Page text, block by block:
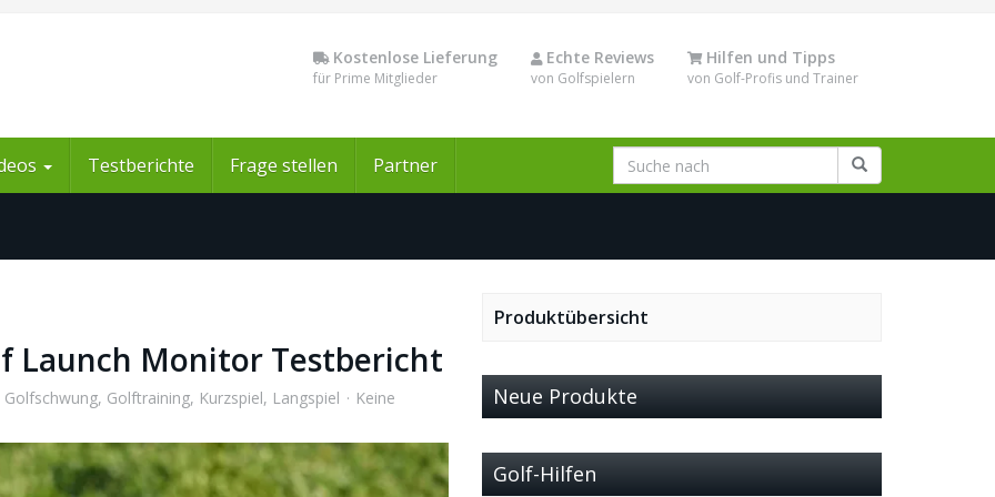
Kostenlose Lieferung
für Prime Mitglieder
Echte Reviews
von Golfspielern
Hilfen und Tipps
von Golf-Profis und Trainer
Testberichte Frage stellen Partner
Launch Monitor Testbericht
Golfschwung, Golftraining, Kurzspiel, Langspiel
Keine
Produktübersicht
Neue Produkte
Golf-Hilfen